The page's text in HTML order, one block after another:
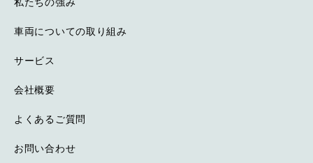
車両についての取り組み
サービス
会社概要
よくあるご質問
お問い合わせ